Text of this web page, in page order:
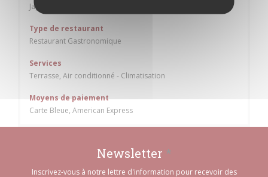
Japonaise
Type de restaurant
Restaurant Gastronomique
Services
Terrasse, Air conditionné - Climatisation
Moyens de paiement
Carte Bleue, American Express
Newsletter *
Inscrivez-vous à notre lettre d'information pour recevoir des